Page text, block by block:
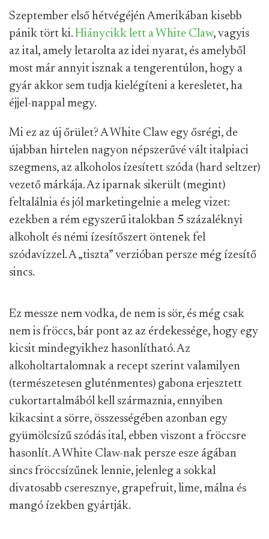
Szeptember első hétvégéjén Amerikában kisebb
pánik tört ki. Hiánycikk lett a White Claw, vagyis
az ital, amely letarolta az idei nyarat, és amelyből
most már annyit isznak a tengerentúlon, hogy a
gyár akkor sem tudja kielégíteni a keresletet, ha
éjjel-nappal megy.
Mi ez az új őrület? A White Claw egy ősrégi, de
újabban hirtelen nagyon népszerűvé vált italpiaci
szegmens, az alkoholos ízesített szóda (hard seltzer)
vezető márkája. Az iparnak sikerült (megint)
feltalálnia és jól marketingelnie a meleg vizet:
ezekben a rém egyszerű italokban 5 százaléknyi
alkoholt és némi ízesítőszert öntenek fel
szódavízzel. A „tiszta” verzióban persze még ízesítő
sincs.
Ez messze nem vodka, de nem is sör, és még csak
nem is fröccs, bár pont az az érdekessége, hogy egy
kicsit mindegyikhez hasonlítható. Az
alkoholtartalomnak a recept szerint valamilyen
(természetesen gluténmentes) gabona erjesztett
cukortartalmából kell származnia, ennyiben
kikacsint a sörre, összességében azonban egy
gyümölcsízű szódás ital, ebben viszont a fröccsre
hasonlít. A White Claw-nak persze esze ágában
sincs fröccsízűnek lennie, jelenleg a sokkal
divatosabb cseresznye, grapefruit, lime, málna és
mangó ízekben gyártják.